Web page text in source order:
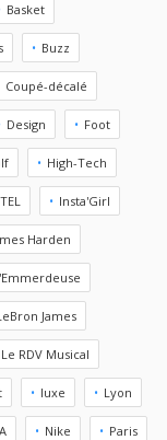
Basket
Buzz
Coupé-décalé
Design Foot
High-Tech
Insta'Girl
Harden
James
Le RDV Musical
luxe Lyon
Nike Paris